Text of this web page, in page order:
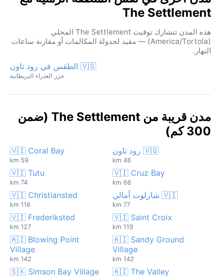
The Settlement
هذه المدن تتشارك توقيت The Settlement المحلي
(America/Tortola) — مفيد لجدولة المكالمات أو مقارنة ساعات
النهار.
🇻🇬 الطقس في رود تاون
جزر العذراء البريطانية
مدن قريبة من The Settlement (ضمن
300 كم)
🇻🇬 رود تاون
46 km
🇻🇮 Coral Bay
59 km
🇻🇮 Cruz Bay
66 km
🇻🇮 Tutu
74 km
🇻🇮 شارلوت أمالي
77 km
🇻🇮 Christiansted
116 km
🇻🇮 Saint Croix
119 km
🇻🇮 Frederiksted
127 km
🇦🇮 Sandy Ground
Village
142 km
🇦🇮 Blowing Point
Village
142 km
🇦🇮 The Valley
🇸🇽 Simson Bay Village